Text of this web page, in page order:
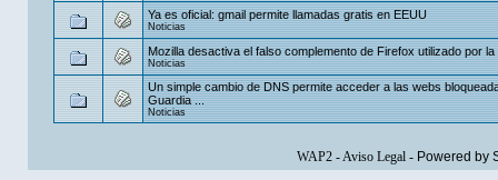
Ya es oficial: gmail permite llamadas gratis en EEUU
Noticias
Mozilla desactiva el falso complemento de Firefox utilizado por la
Noticias
Un simple cambio de DNS permite acceder a las webs
Guardia ...
Noticias
WAP2-Aviso Legal- Powered by